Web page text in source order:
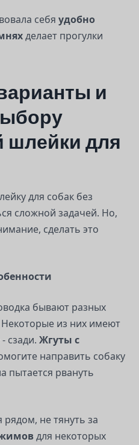
себя удобно
делает прогулки
и
шлейки для
для собак без
сложной задачей. Но,
сделать это
бывают разных
Некоторые из них имеют
сзади. Жгуты с
направить собаку
пытается рвануть
не тянуть за
для некоторых